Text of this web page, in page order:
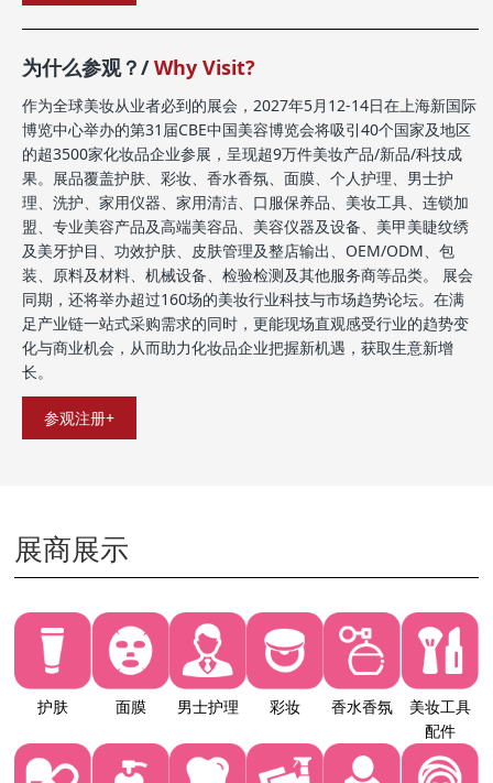
为什么参观？/Why Visit?
作为全球美妆从业者必到的展会，2027年5月12-14日在上海新国际
博览中心举办的第31届CBE中国美容博览会将吸引40个国家及地区
的超3500家化妆品企业参展，呈现超9万件美妆产品/新品/科技成
果。展品覆盖护肤、彩妆、香水香氛、面膜、个人护理、男士护
理、洗护、家用仪器、家用清洁、口服保养品、美妆工具、连锁加
盟、专业美容产品及高端美容品、美容仪器及设备、美甲美睫纹绣
及美牙护目、功效护肤、皮肤管理及整店输出、OEM/ODM、包
装、原料及材料、机械设备、检验检测及其他服务商等品类。 展会
同期，还将举办超过160场的美妆行业科技与市场趋势论坛。在满
足产业链一站式采购需求的同时，更能现场直观感受行业的趋势变
化与商业机会，从而助力化妆品企业把握新机遇，获取生意新增
长。
参观注册+
展商展示
护肤 面膜 男士护理 彩妆 香水香氛
美妆工具
配件